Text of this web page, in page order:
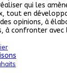
qui les
tout en
opinions, à
à confronter avec